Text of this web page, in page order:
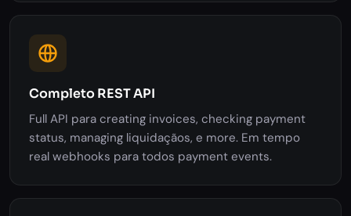
Completo REST API
Full API para creating invoices, checking payment
status, managing liquidaçãos, e more. Em tempo
real webhooks para todos payment events.